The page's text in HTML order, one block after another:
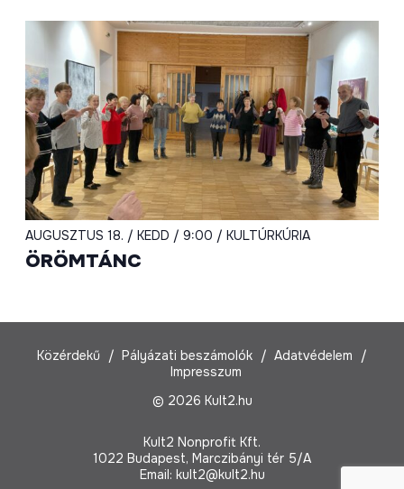
AUGUSZTUS 18. / KEDD / 9:00 / KULTÚRKÚRIA
ÖRÖMTÁNC
Közérdekű Pályázati beszámolók
Adatvédelem
Impresszum
© 2026 Kult2.hu
Kult2 Nonprofit Kft.
1022 Budapest, Marczibányi tér 5/A
Email: kult2@kult2.hu